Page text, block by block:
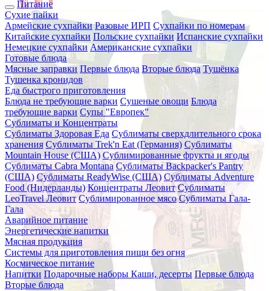
Питание
Сухие пайки
Армейские сухпайки Разовые ИРП Сухпайки по номерам
Китайские сухпайки Польские сухпайки Испанские сухпайки
Немецкие сухпайки Американские сухпайки
Готовые блюда
Мясные заправки Первые блюда Вторые блюда Тушёнка
Тушенка кронидов
Еда быстрого приготовления
Блюда не требующие варки Сушеные овощи Блюда
требующие варки Супы "Европек"
Сублиматы и Концентраты
Сублиматы Здоровая Еда Сублиматы сверхдлительного срока
хранения Сублиматы Trek'n Eat (Германия) Сублиматы
Mountain House (США) Сублимированные фрукты и ягоды
Сублиматы Cabra Montana Сублиматы Backpacker's Pantry
(США) Сублиматы ReadyWise (США) Сублиматы Adventure
Food (Нидерланды) Концентраты Леовит Сублиматы
LeoTravel Леовит Сублимированное мясо Сублиматы Гала-
Гала
Аварийное питание
Энергетические напитки
Мясная продукция
Системы для приготовления пищи без огня
Космическое питание
Напитки Подарочные наборы Каши, десерты Первые блюда
Вторые блюда